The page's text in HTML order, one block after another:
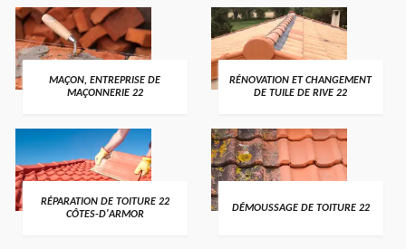
MAÇON, ENTREPRISE DE
MAÇONNERIE 22
RÉNOVATION ET CHANGEMENT
DE TUILE DE RIVE 22
RÉPARATION DE TOITURE 22
CÔTES-D'ARMOR
DÉMOUSSAGE DE TOITURE 22